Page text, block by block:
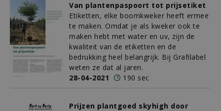
Van plantenpaspoort tot prijsetiket
Etiketten, elke boomkweker heeft ermee
te maken. Omdat je als kweker ook te
maken hebt met water en uv, zijn de
kwaliteit van de etiketten en de
bedrukking heel belangrijk. Bij Grafilabel
weten ze dat al jaren.
28-04-2021
190 sec
Prijzen plantgoed skyhigh door